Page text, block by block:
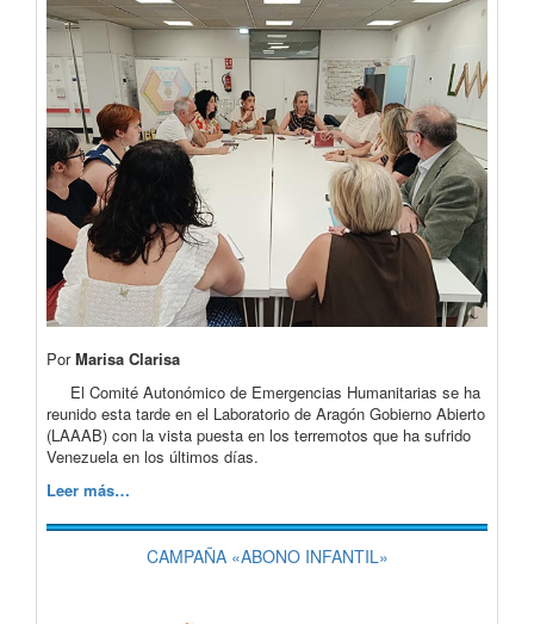
PorMarisa Clarisa
El Comité Autonómico de Emergencias Humanitarias se ha
reunido esta tarde en el Laboratorio de Aragón Gobierno Abierto
(LAAAB) con la vista puesta en los terremotos que ha sufrido
Venezuela en los últimos días.
Leer más…
CAMPAÑA «ABONO INFANTIL»